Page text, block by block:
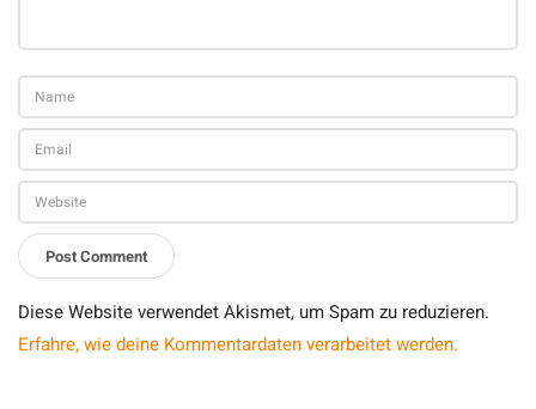
Diese Website verwendet Akismet, um Spam zu reduzieren.
Erfahre, wie deine Kommentardaten verarbeitet werden.